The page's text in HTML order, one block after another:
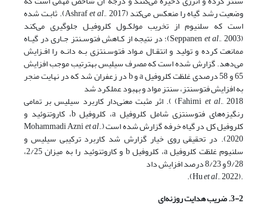
وضعیت رشد گیاه را منعکس می‌کند (Ashraf et al ., 2017). ثابـت شده
است که سلنیوم از تخریب مولکـول کلروفیـل جلوگیری می‌کند
(Seppanen
et al ., 2003)؛ در نتیجه از کـاهش فتوسـنتز جـاری در گیـاه
ممانعت کرده و تولید و انتقـال مـواد فتوسـنتزی بـه دانـه را افـزایش
می‌دهد. گزارش شده است که مصرف سیلیس به­ترتیب موجب افزایش
65 و 58 درصدی غلظت کلروفیل a و b در زعفران شد که در نهایت منجر
به افزایش فتوسنتز، سنتز مواد و بهبود عملکرد شد
Fahimi et al ., 2018) ). اثر مثبت معنی‌دار کاربرد سیلیس بر تمامی
رنگیزه‌های فتوسنتزی شامل کلروفیل a، کلروفیل b، کاروتنوئید و
کلروفیل کل در گیاه خرفه گزارش شده است (Mohammadi Azni et al.,
2020). در تحقیقی روی خیار گزارش شد کاربرد ترکیبی سیلیس و
سلنیوم غلظت کلروفیل a، کلروفیل b و کاروتنوئید را به میزان 2/25،
9/28 و 8/23 درصد افزایش داد
.(Hu
et al., 2022).
3-2. ضریب هدایت روزنه‌ای